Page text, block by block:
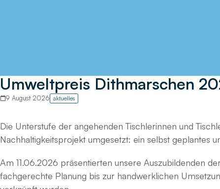
Umweltpreis Dithmarschen
9 August 2026 aktuelles
Die Unterstufe der angehenden Tischlerinnen und
Nachhaltigkeitsprojekt umgesetzt: ein selbst geplantes
Am 11.06.2026 präsentierten unsere Auszubildenden
fachgerechte Planung bis zur handwerklichen